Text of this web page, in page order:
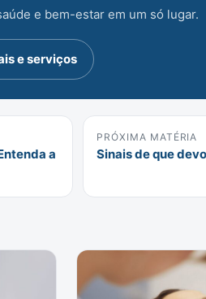
e bem-estar em um só lugar.
e serviços
a
PRÓXIMA MATÉRIA
Sinais de que